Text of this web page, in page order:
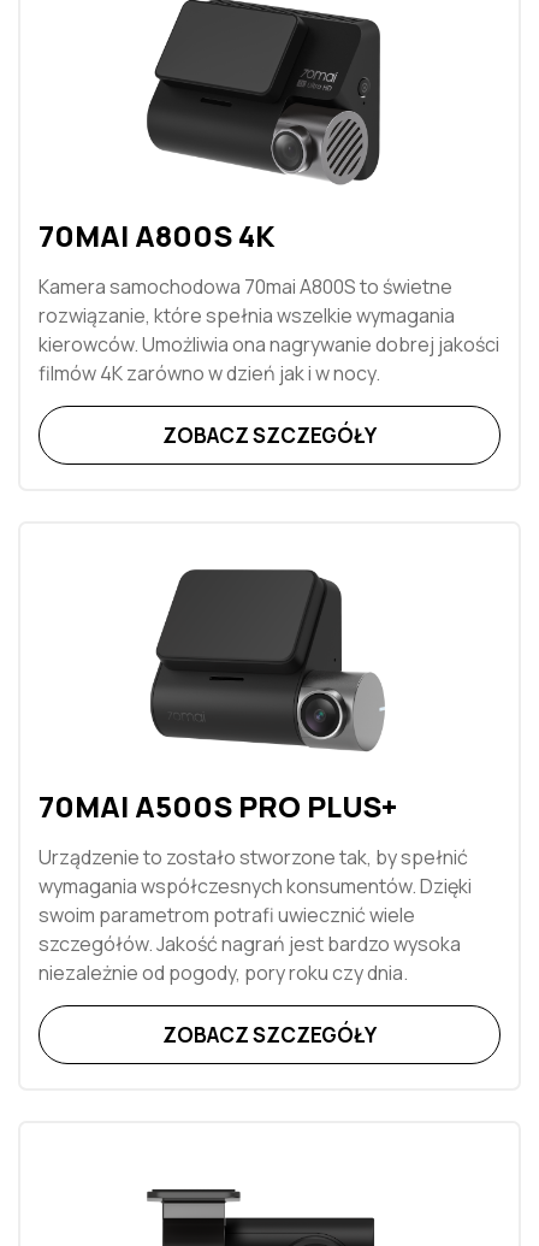
70MAI A800S 4K
Kamera samochodowa 70mai A800S to świetne
rozwiązanie, które spełnia wszelkie wymagania
kierowców. Umożliwia ona nagrywanie dobrej jakości
filmów 4K zarówno w dzień jak i w nocy.
ZOBACZ SZCZEGÓŁY
70MAI A500S PRO PLUS+
Urządzenie to zostało stworzone tak, by spełnić
wymagania współczesnych konsumentów. Dzięki
swoim parametrom potrafi uwiecznić wiele
szczegółów. Jakość nagrań jest bardzo wysoka
niezależnie od pogody, pory roku czy dnia.
ZOBACZ SZCZEGÓŁY